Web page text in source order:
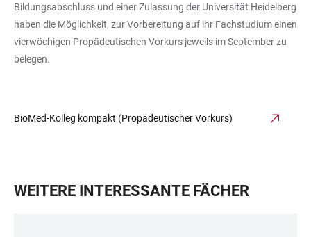
Bildungsabschluss und einer Zulassung der Universität Heidelberg
haben die Möglichkeit, zur Vorbereitung auf ihr Fachstudium einen
vierwöchigen Propädeutischen Vorkurs jeweils im September zu
belegen.
BioMed-Kolleg kompakt (Propädeutischer Vorkurs)
WEITERE INTERESSANTE FÄCHER